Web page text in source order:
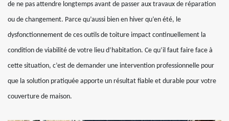
de ne pas attendre longtemps avant de passer aux travaux de réparation
ou de changement. Parce qu’aussi bien en hiver qu’en été, le
dysfonctionnement de ces outils de toiture impact continuellement la
condition de viabilité de votre lieu d’habitation. Ce qu’il faut faire face à
cette situation, c’est de demander une intervention professionnelle pour
que la solution pratiquée apporte un résultat fiable et durable pour votre
couverture de maison.